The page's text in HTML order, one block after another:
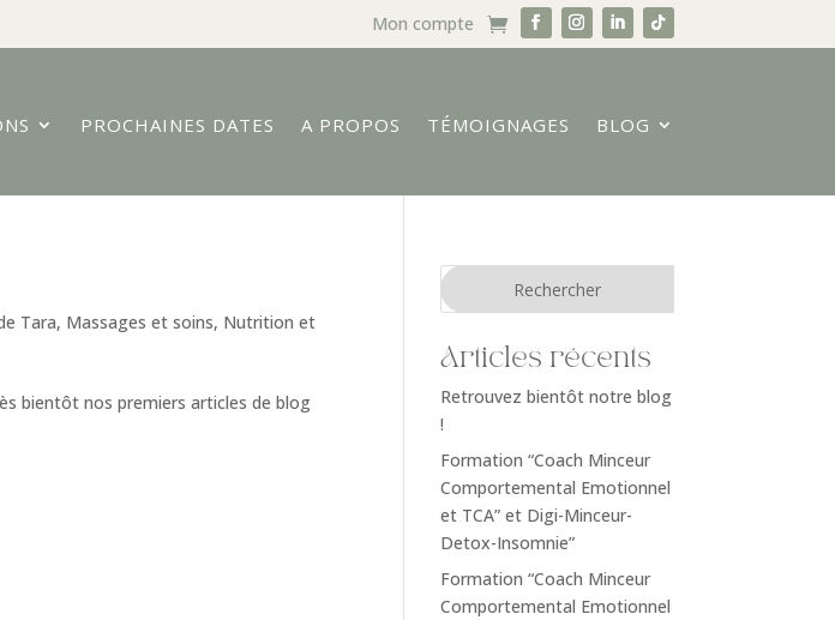
Mon compte
PROCHAINES DATES A PROPOS TÉMOIGNAGES BLOG
Tara, Massages et soins, Nutrition et
bientôt nos premiers articles de blog
Articles récents
Retrouvez bientôt notre blog
!
Formation “Coach Minceur
Comportemental Emotionnel
et TCA” et Digi-Minceur-
Detox-Insomnie”
Formation “Coach Minceur
Comportemental Emotionnel